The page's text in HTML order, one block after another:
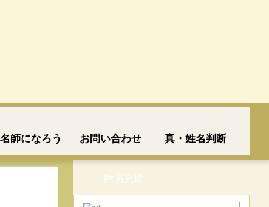
師になろう お問い合わせ 真・姓名判断
姓名判断